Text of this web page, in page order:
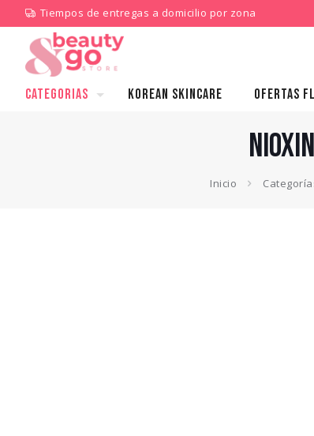
Tiempos de entregas a domicilio por zona
CATEGORIAS KOREAN SKINCARE Ofertas
Inicio